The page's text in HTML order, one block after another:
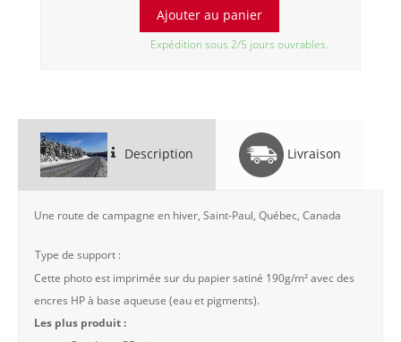
Expédition sous 2/5 jours ouvrables.
Description Livraison
Une route de campagne en hiver, Saint-Paul, Québec, Canada
Type de support :
Cette photo est imprimée sur du papier satiné 190g/m² avec des
encres HP à base aqueuse (eau et pigments).
Les plus produit :